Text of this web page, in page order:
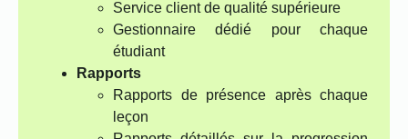
Service client de qualité supérieure
Gestionnaire dédié pour chaque
étudiant
Rapports
Rapports de présence après chaque
leçon